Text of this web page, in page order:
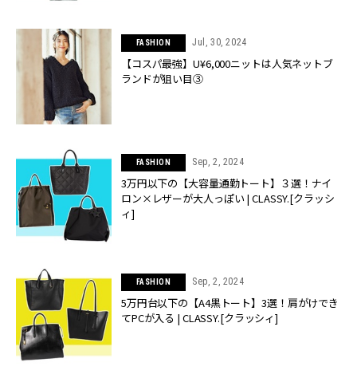
FASHION Jul, 30, 2024
【コスパ最強】U¥6,000ニットは人気ネットブ
ランドが狙い目③
FASHION Sep, 2, 2024
3万円以下の【大容量通勤トート】３選！ナイ
ロン×レザーが大人っぽい | CLASSY.[クラッシ
ィ]
FASHION Sep, 2, 2024
5万円台以下の【A4黒トート】3選！肩がけでき
てPCが入る | CLASSY.[クラッシィ]